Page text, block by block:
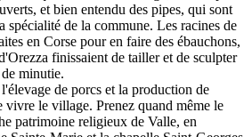
et bien entendu des pipes, qui sont
spécialité de la commune. Les racines de
en Corse pour en faire des ébauchons,
finissaient de tailler et de sculpter
minutie.
de porcs et la production de
vivre le village. Prenez quand même le
patrimoine religieux de Valle, en